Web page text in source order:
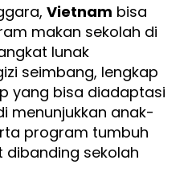
Vietnam bisa
makan sekolah di
lunak
seimbang, lengkap
yang bisa diadaptasi
menunjukkan anak-
program tumbuh
dibanding sekolah